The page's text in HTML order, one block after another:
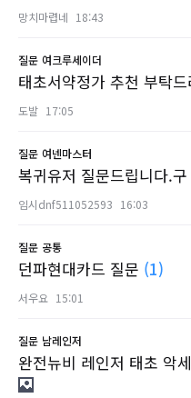
망치마렵네 18:43
질문 여크루세이더
태초서약정가 추천 부탁드
도발 17:05
질문 여넨마스터
복귀유저 질문드립니다.
임시dnf511052593 16:03
질문 공통
던파현대카드 질문 (1)
서우요 15:01
질문 남레인저
완전뉴비 레인저 태초 악